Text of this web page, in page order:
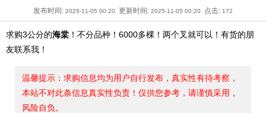
发布时间: 2025-11-05 00:20 更新时间: 2025-11-05 00:20 点击: 172
求购3公分的海棠 ！不分品种！6000多棵！两个叉就可以！有货的朋
友联系我！
温馨提示：求购信息均为用户自行发布，真实性有待考察，
本站不对此条信息真实性负责！仅供您参考，请谨慎采用，
风险自负。